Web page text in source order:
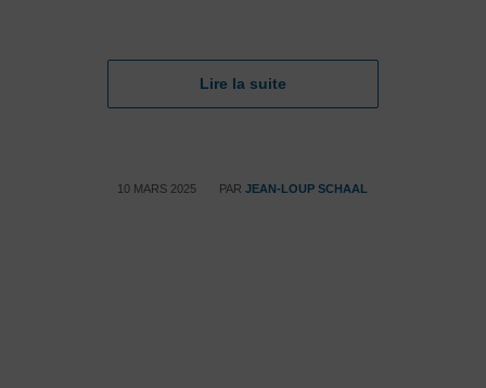
Lire la suite
10 MARS 2025
/ PARJEAN-LOUP SCHAAL